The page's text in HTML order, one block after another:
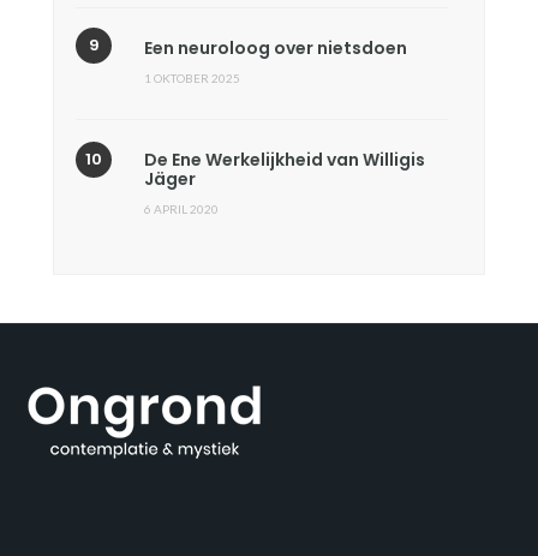
Een neuroloog over nietsdoen
1 OKTOBER 2025
De Ene Werkelijkheid van Willigis
Jäger
6 APRIL 2020